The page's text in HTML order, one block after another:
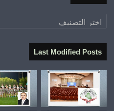
تصنيفات
Last Modified Posts